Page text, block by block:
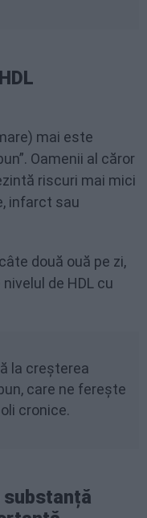
mai este
Oamenii al căror
riscuri mai mici
infarct sau
două ouă pe zi,
de HDL cu
la creșterea
care ne ferește
cronice.
substanță